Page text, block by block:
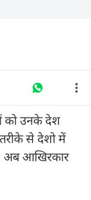
को उनके देश
तरीके से देशो में
अब आखिरकार